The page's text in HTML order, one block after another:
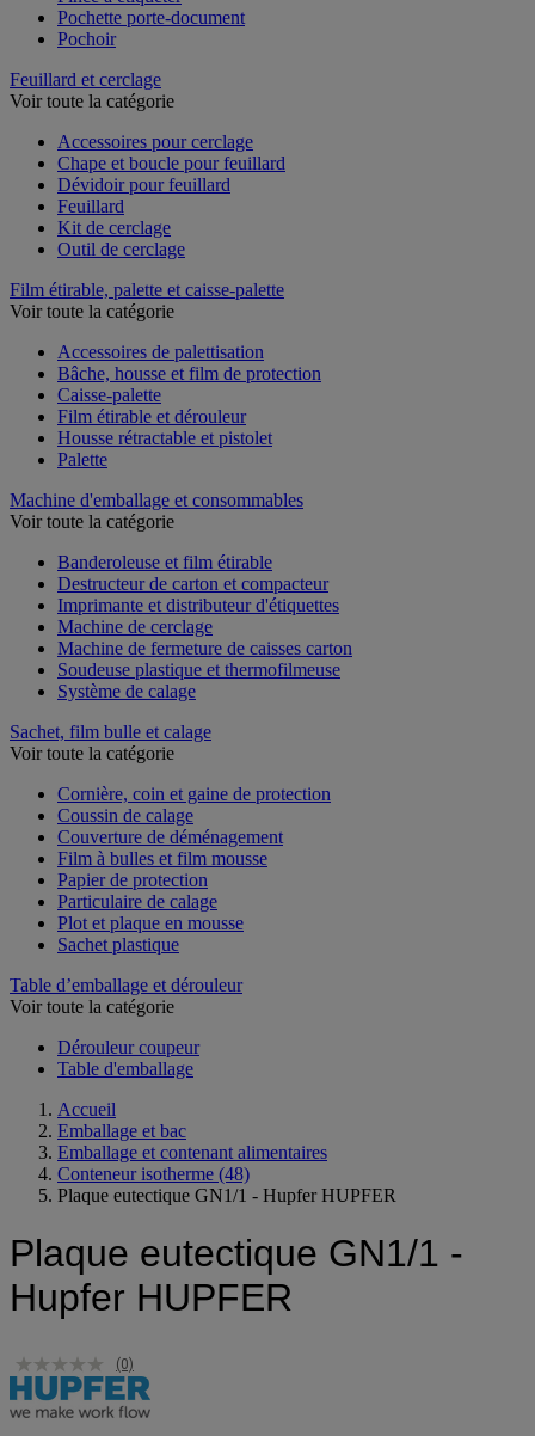
Pince à étiqueter
Pochette porte-document
Feuillard et cerclage
Accessoires pour cerclage
Chape et boucle pour feuillard
Dévidoir pour feuillard
Feuillard
Kit de cerclage
Film étirable, palette et caisse-palette
Accessoires de palettisation
Bâche, housse et film de protection
Caisse-palette
Film étirable et dérouleur
Housse rétractable et pistolet
Machine d'emballage et consommables
Banderoleuse et film étirable
Destructeur de carton et compacteur
Imprimante et distributeur d'étiquettes
Machine de cerclage
Machine de fermeture de caisses carton
Soudeuse plastique et thermofilmeuse
Sachet, film bulle et calage
Cornière, coin et gaine de protection
Coussin de calage
Couverture de déménagement
Film à bulles et film mousse
Papier de protection
Particulaire de calage
Plot et plaque en mousse
Table d’emballage et dérouleur
Dérouleur coupeur
Accueil
Emballage et bac
Emballage et contenant alimentaires
Conteneur isotherme (48)
Plaque eutectique GN1/1 -
Hupfer HUPFER
(0)